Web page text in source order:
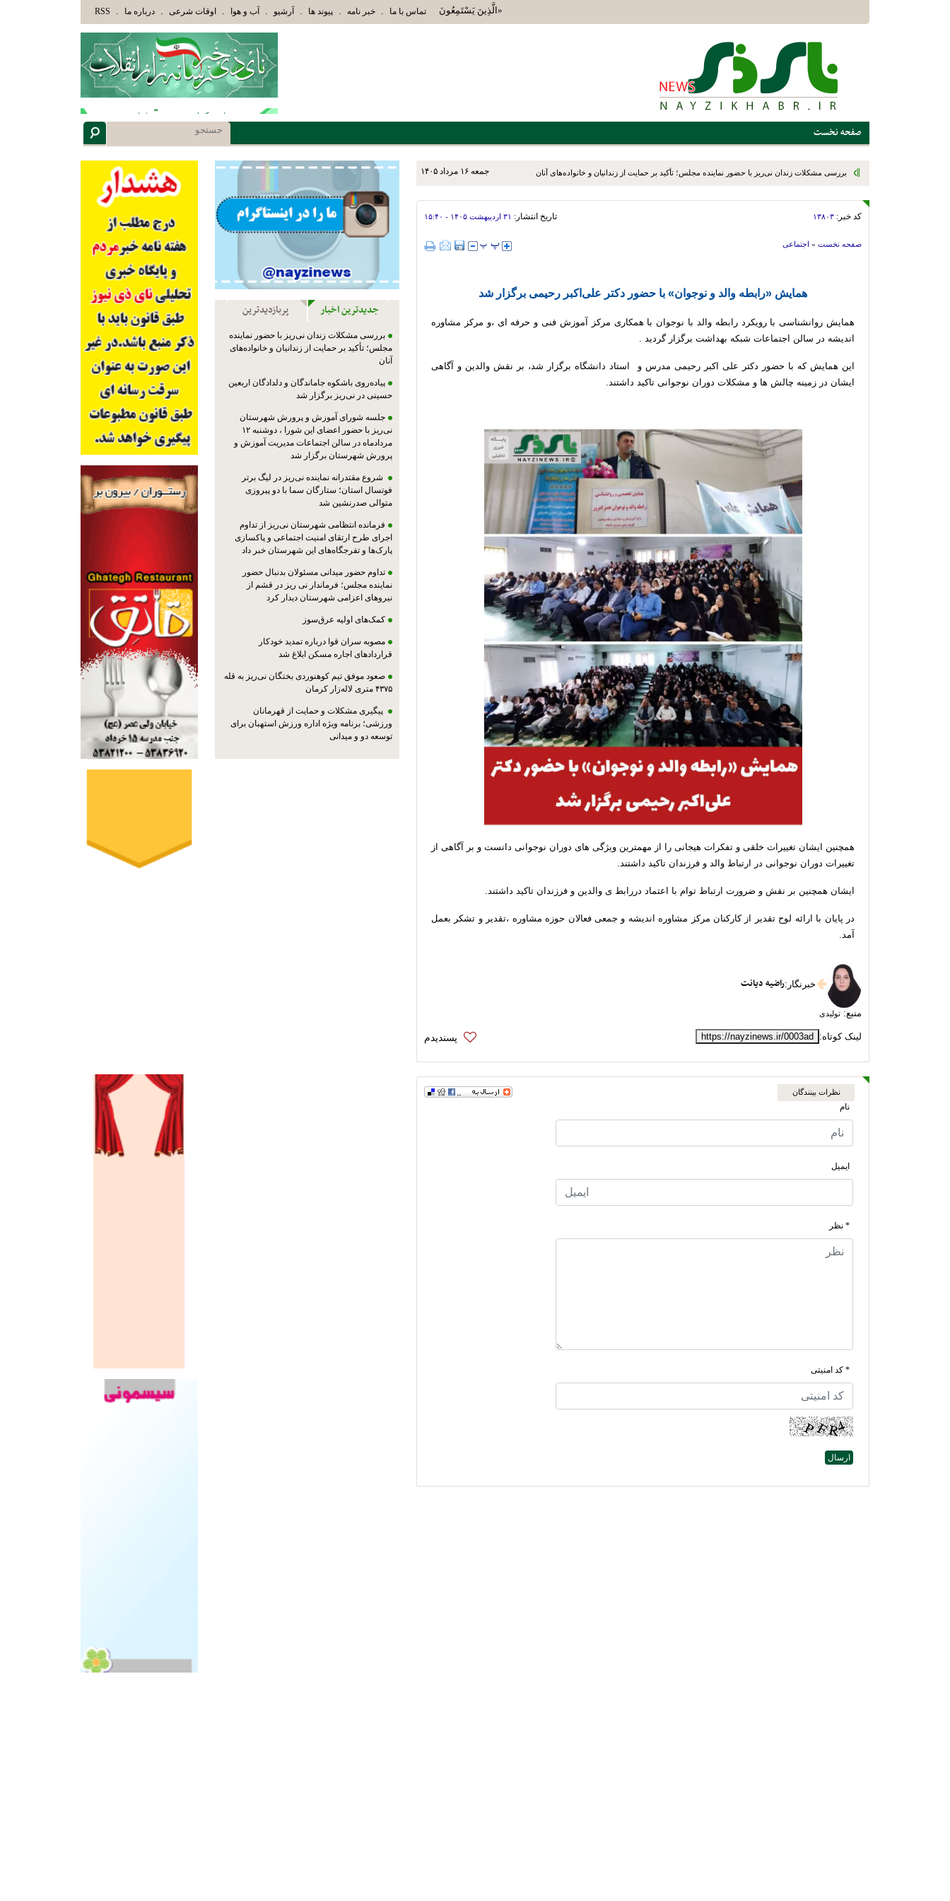
«الَّذِينَ يَسْتَمِعُونَ الْقَوْلَ فَيَتَّبِعُونَ أَحْسَنَهُ أُوْلَئِكَ الَّذِينَ هَدَاهُمُ اللَّهُ وَأُوْلَئِكَ هُمْ أُوْلُوا الْأَلْبَابِ» عاقلان هدایت یافته،حرفها را میشنوند و سپس
تماس با ما . خبر نامه . پیوند ها . آرشیو . آب و هوا . اوقات شرعی . درباره ما .
RSS
صفحه نخست
جمعه ۱۶ مرداد ۱۴۰۵ بررسی مشکلات زندان نی‌ریز با حضور نماینده مجلس؛ تأکید بر حمایت از زندانیان و خانواده‌های آنان
کد خبر: ۱۳۸۰۳ تاریخ انتشار: ۳۱ ارديبهشت ۱۴۰۵ - ۱۵:۴۰
صفحه نخست » اجتماعی
همایش «رابطه والد و نوجوان» با حضور دکتر علی‌اکبر رحیمی برگزار شد
همایش روانشناسی با رویکرد رابطه والد با نوجوان با همکاری مرکز آموزش فنی و حرفه ای ،و مرکز مشاوره
اندیشه در سالن اجتماعات شبکه بهداشت برگزار گردید .
این همایش که با حضور دکتر علی اکبر رحیمی مدرس و استاد دانشگاه برگزار شد، بر نقش والدین و آگاهی
ایشان در زمینه چالش ها و مشکلات دوران نوجوانی تاکید داشتند.
همچنین ایشان تغییرات خلقی و تفکرات هیجانی را از مهمترین ویژگی های دوران نوجوانی دانست و بر آگاهی از
تغییرات دوران نوجوانی در ارتباط والد و فرزندان تاکید داشتند.
ایشان همچنین بر نقش و ضرورت ارتباط توام با اعتماد دررابط ی والدین و فرزندان تاکید داشتند.
در پایان با ارائه لوح تقدیر از کارکنان مرکز مشاوره اندیشه و جمعی فعالان حوزه مشاوره ،تقدیر و تشکر بعمل
آمد.
خبرنگار :راضیه دیانت
منبع: تولیدی
لینک کوتاه: https://nayzinews.ir/0003ad
نظرات بینندگان
نام
ایمیل
* نظر
* کد امنیتی
جدیدترین اخبار پربازدیدترین
بررسی مشکلات زندان نی‌ریز با حضور نماینده
مجلس؛ تأکید بر حمایت از زندانیان و خانواده‌های
آنان
پیاده‌روی باشکوه جاماندگان و دلدادگان اربعین
حسینی در نی‌ریز برگزار شد
جلسه شورای آموزش و پرورش شهرستان
نی‌ریز با حضور اعضای این شورا ، دوشنبه ۱۲
مردادماه در سالن اجتماعات مدیریت آموزش و
پرورش شهرستان برگزار شد
شروع مقتدرانه نماینده نی‌ریز در لیگ برتر
فوتسال استان؛ ستارگان سما با دو پیروزی
متوالی صدرنشین شد
فرمانده انتظامی شهرستان نی‌ریز از تداوم
اجرای طرح ارتقای امنیت اجتماعی و پاکسازی
پارک‌ها و تفرجگاه‌های این شهرستان خبر داد
تداوم حضور میدانی مسئولان بدنبال حضور
نماینده مجلس؛ فرماندار نی ریز در قشم از
نیروهای اعزامی شهرستان دیدار کرد
کمک‌های اولیه عرق‌سوز
مصوبه سران قوا درباره تمدید خودکار
قراردادهای اجاره مسکن ابلاغ شد
صعود موفق تیم کوهنوردی بختگان نی‌ریز به قله
۴۳۷۵ متری لاله‌زار کرمان
پیگیری مشکلات و حمایت از قهرمانان
ورزشی؛ برنامه ویژه اداره ورزش استهبان برای
توسعه دو و میدانی